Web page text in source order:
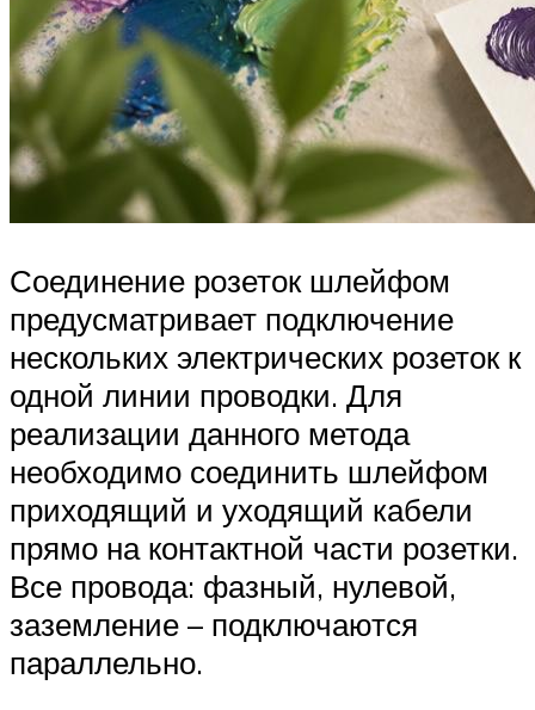
Соединение розеток шлейфом
предусматривает подключение
нескольких электрических розеток к
одной линии проводки. Для
реализации данного метода
необходимо соединить шлейфом
приходящий и уходящий кабели
прямо на контактной части розетки.
Все провода: фазный, нулевой,
заземление – подключаются
параллельно.